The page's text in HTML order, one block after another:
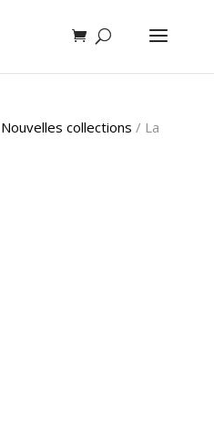
Nouvelles collections / La